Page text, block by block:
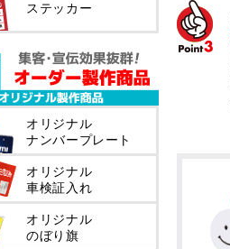
ステッカー
オリジナル
ナンバープレート
オリジナル
車検証入れ
オリジナル
のぼり旗